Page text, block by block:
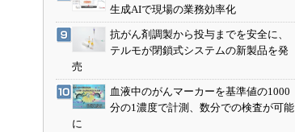
生成AIで現場の業務効率化
抗がん剤調製から投与までを安全に、
テルモが閉鎖式システムの新製品を発
売
血液中のがんマーカーを基準値の1000
分の1濃度で計測、数分での検査が可能
に